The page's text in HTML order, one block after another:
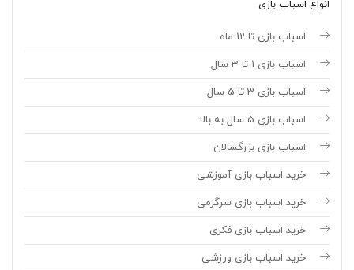
انواع اسباب بازی
اسباب بازی تا 12 ماه
اسباب بازی 1 تا 3 سال
اسباب بازی 3 تا 5 سال
اسباب بازی 5 سال به بالا
اسباب بازی بزرگسالان
خرید اسباب بازی آموزشی
خرید اسباب بازی سرگرمی
خرید اسباب بازی فکری
خرید اسباب بازی ورزشی